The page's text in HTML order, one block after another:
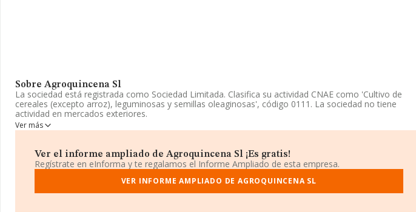
Sobre Agroquincena Sl
La sociedad está registrada como Sociedad Limitada. Clasifica su actividad CNAE como 'Cultivo de
cereales (excepto arroz), leguminosas y semillas oleaginosas', código 0111. La sociedad no tiene
actividad en mercados exteriores.
En el último año el número de empleados ha permanecido igual y atendiendo a los datos disponibles
Respecto a la posición de la empresa según los niveles de facturación, en los distintos rankings,
INFORMA facilita la siguiente información: en 2024, la empresa ha ganado 116 posiciones en el ranking
sectorial, pasando del 1.314 al 1.198. Antes de la compañía, en el ranking del sector, están empresas
como:Negocios El Robledillo Sociedad LimitadayHermanos Marza Zamora Sociedad
Ver más
Ver el informe ampliado de Agroquincena Sl ¡Es gratis!
Regístrate en eInforma y te regalamos el Informe Ampliado de esta empresa.
VER INFORME AMPLIADO DE AGROQUINCENA SL